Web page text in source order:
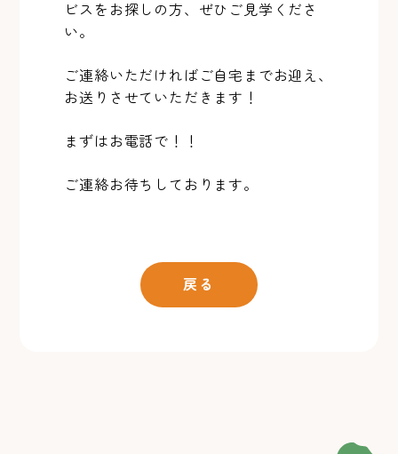
ビスをお探しの方、ぜひご見学くださ
い。
ご連絡いただければご自宅までお迎え、
お送りさせていただきます！
まずはお電話で！！
ご連絡お待ちしております。
戻る